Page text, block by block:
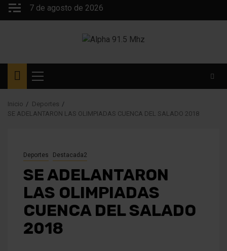
Saltar
7 de agosto de 2026
Menú
principal
Inicio
Deportes
SE ADELANTARON LAS OLIMPIADAS CUENCA DEL SALADO 2018
Deportes Destacada2
SE ADELANTARON
LAS OLIMPIADAS
CUENCA DEL SALADO
2018